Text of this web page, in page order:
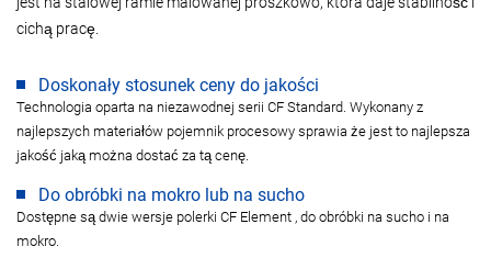
cichą pracę.
Doskonały stosunek ceny do jakości
Technologia oparta na niezawodnej serii CF Standard. Wykonany z
najlepszych materiałów pojemnik procesowy sprawia że jest to najlepsza
jakość jaką można dostać za tą cenę.
Do obróbki na mokro lub na sucho
Dostępne są dwie wersje polerki CF Element , do obróbki na sucho i na
mokro.